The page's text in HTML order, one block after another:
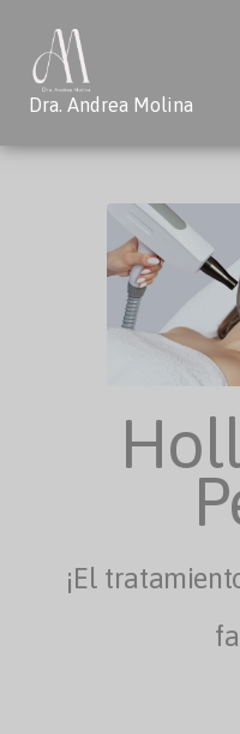
Dra. Andrea Molina
¡El